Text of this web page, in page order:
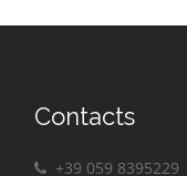
Contacts
+39 059 8395229